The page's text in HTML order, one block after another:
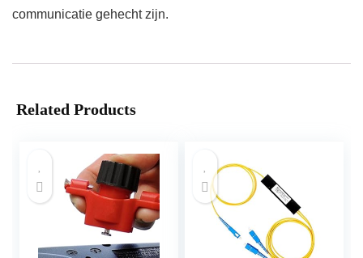
communicatie gehecht zijn.
Related Products